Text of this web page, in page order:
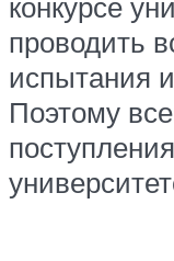
конкурсе
проводить
испытания
Поэтому